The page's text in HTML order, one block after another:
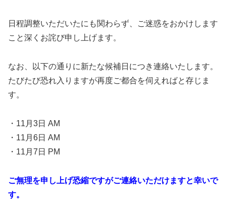
日程調整いただいたにも関わらず、ご迷惑をおかけします
こと深くお詫び申し上げます。
なお、以下の通りに新たな候補日につき連絡いたします。
たびたび恐れ入りますが再度ご都合を伺えればと存じま
す。
・11月3日 AM
・11月6日 AM
・11月7日 PM
ご無理を申し上げ恐縮ですがご連絡いただけますと幸いで
す。